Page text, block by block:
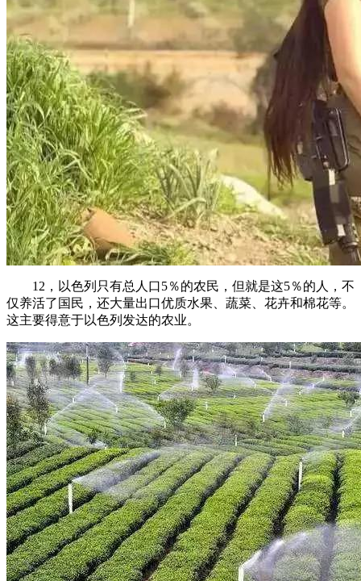
12，以色列只有总人口5％的农民，但就是这5％的人，不
仅养活了国民，还大量出口优质水果、蔬菜、花卉和棉花等。
这主要得意于以色列发达的农业。